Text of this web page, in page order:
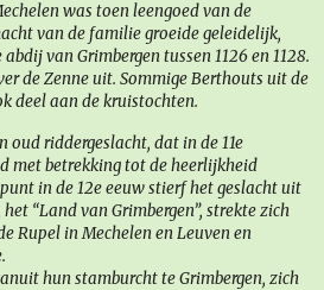
was toen leengoed van de
van de familie groeide geleidelijk,
van Grimbergen tussen 1126 en 1128.
de Zenne uit. Sommige Berthouts uit de
deel aan de kruistochten.
oud riddergeslacht, dat in de 11e
met betrekking tot de heerlijkheid
in de 12e eeuw stierf het geslacht uit
“Land van Grimbergen”, strekte zich
Rupel in Mechelen en Leuven en
hun stamburcht te Grimbergen, zich